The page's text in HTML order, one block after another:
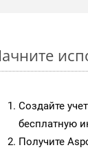
Создайте
бесплатную
Получите